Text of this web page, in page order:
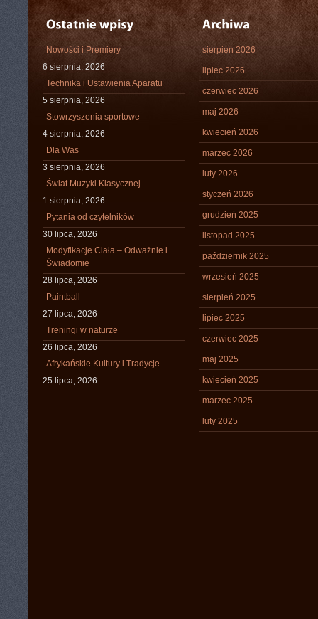
Nowości i Premiery
6 sierpnia, 2026
Technika i Ustawienia Aparatu
5 sierpnia, 2026
Stowrzyszenia sportowe
4 sierpnia, 2026
Dla Was
3 sierpnia, 2026
Świat Muzyki Klasycznej
1 sierpnia, 2026
Pytania od czytelników
30 lipca, 2026
Modyfikacje Ciała – Odważnie i
Świadomie
28 lipca, 2026
Paintball
27 lipca, 2026
Treningi w naturze
26 lipca, 2026
Afrykańskie Kultury i Tradycje
25 lipca, 2026
sierpień 2026
lipiec 2026
czerwiec 2026
maj 2026
kwiecień 2026
marzec 2026
luty 2026
styczeń 2026
grudzień 2025
listopad 2025
październik 2025
wrzesień 2025
sierpień 2025
lipiec 2025
czerwiec 2025
maj 2025
kwiecień 2025
marzec 2025
luty 2025